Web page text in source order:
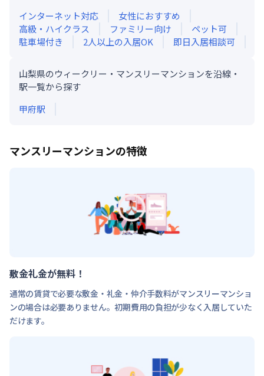
インターネット対応
女性におすすめ
高級・ハイクラス
ファミリー向け
ペット可
駐車場付き
2人以上の入居OK 即日入居相談可
山梨県のウィークリー・マンスリーマンションを沿線・
駅一覧から探す
甲府駅
マンスリーマンションの特徴
敷金礼金が無料！
通常の賃貸で必要な敷金・礼金・仲介手数料がマンスリーマンショ
ンの場合は必要ありません。初期費用の負担が少なく入居していた
だけます。